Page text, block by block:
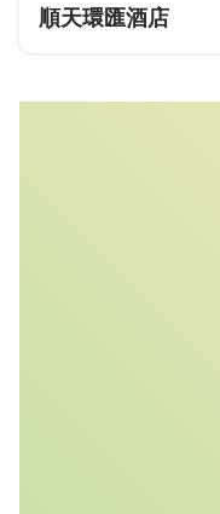
順天環匯酒店